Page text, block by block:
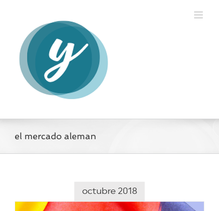
contenido
el mercado aleman
octubre 2018